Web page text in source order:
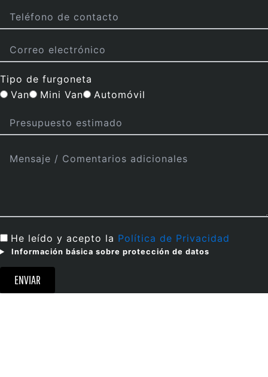
Tipo de furgoneta
Van
Mini Van Automóvil
He leído y acepto la Política de Privacidad
Información básica sobre protección de datos
ENVIAR